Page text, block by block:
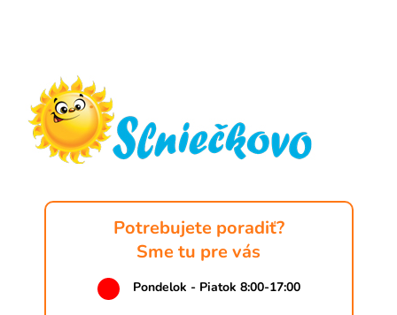
Potrebujete poradiť?
Sme tu pre vás
Pondelok - Piatok 8:00-17:00